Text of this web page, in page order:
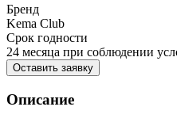
Бренд
Kema Club
Срок годности
24 месяца при соблюдении
Оставить заявку
Описание